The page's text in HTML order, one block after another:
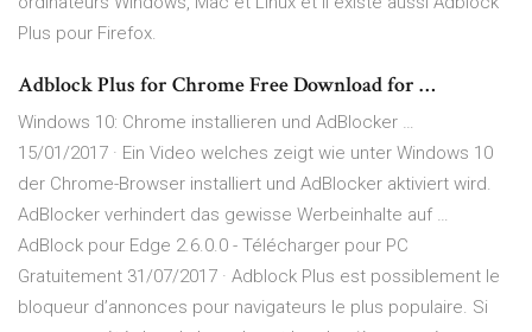
Plus pour Firefox.
Adblock Plus for Chrome Free Download for …
Windows 10: Chrome installieren und AdBlocker …
15/01/2017 · Ein Video welches zeigt wie unter Windows 10
der Chrome-Browser installiert und AdBlocker aktiviert wird.
AdBlocker verhindert das gewisse Werbeinhalte auf …
AdBlock pour Edge 2.6.0.0 - Télécharger pour PC
Gratuitement 31/07/2017 · Adblock Plus est possiblement le
bloqueur d’annonces pour navigateurs le plus populaire. Si